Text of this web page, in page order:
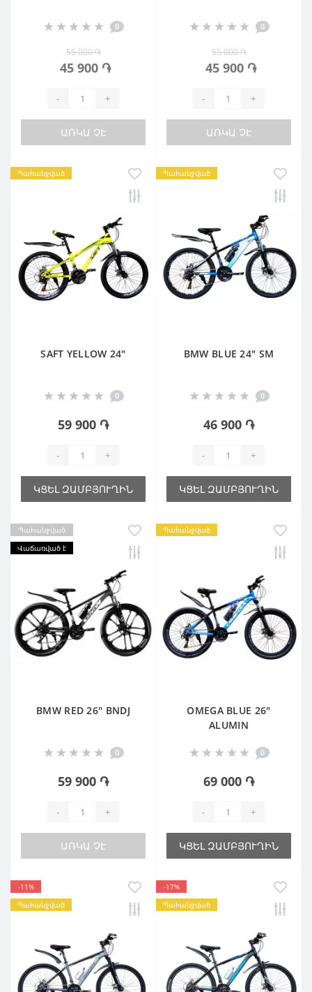
0
55 000 ֏
45 900 ֏
- +
ԱՌԿԱ ՉԷ
0
55 000 ֏
45 900 ֏
- +
ԱՌԿԱ ՉԷ
Պահանջված
SAFT YELLOW 24"
0
59 900 ֏
- +
ԿՑԵԼ ԶԱՄԲՅՈՒՂԻՆ
Պահանջված
BMW BLUE 24" SM
0
46 900 ֏
- +
ԿՑԵԼ ԶԱՄԲՅՈՒՂԻՆ
Պահանջված
Վաճառված է
BMW RED 26" BNDJ
0
59 900 ֏
- +
ԱՌԿԱ ՉԷ
Պահանջված
OMEGA BLUE 26"
ALUMIN
0
69 000 ֏
- +
ԿՑԵԼ ԶԱՄԲՅՈՒՂԻՆ
-11%
Պահանջված
-17%
Պահանջված